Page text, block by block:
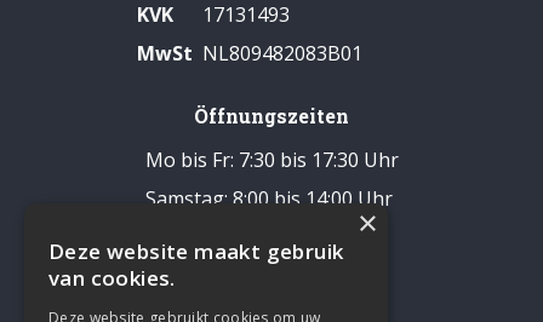
KVK
17131493
MwSt NL809482083B01
Öffnungszeiten
Mo bis Fr: 7:30 bis 17:30 Uhr
Samstag: 8:00 bis 14:00 Uhr
Pause: 12:30 - 13:00 Uhr
Sonntags geschlossen
×
Deze website maakt gebruik
van cookies.
Deze website gebruikt cookies om uw